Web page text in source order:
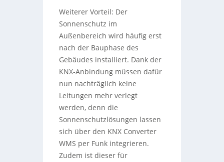
Weiterer Vorteil: Der
Sonnenschutz im
Außenbereich wird häufig erst
nach der Bauphase des
Gebäudes installiert. Dank der
KNX-Anbindung müssen dafür
nun nachträglich keine
Leitungen mehr verlegt
werden, denn die
Sonnenschutzlösungen lassen
sich über den KNX Converter
WMS per Funk integrieren.
Zudem ist dieser für